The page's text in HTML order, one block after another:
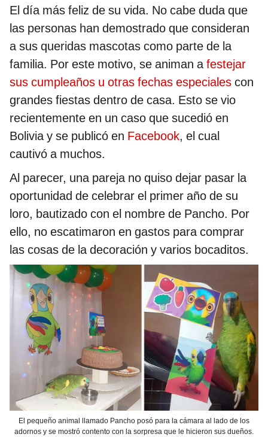
El día más feliz de su vida. No cabe duda que
las personas han demostrado que consideran
a sus queridas mascotas como parte de la
familia. Por este motivo, se animan a festejar
sus cumpleaños u otras fechas especiales con
grandes fiestas dentro de casa. Esto se vio
recientemente en un caso que sucedió en
Bolivia y se publicó en Facebook, el cual
cautivó a muchos.
Al parecer, una pareja no quiso dejar pasar la
oportunidad de celebrar el primer año de su
loro, bautizado con el nombre de Pancho. Por
ello, no escatimaron en gastos para comprar
las cosas de la decoración y varios bocaditos.
El pequeño animal llamado Pancho posó para la cámara al lado de los
adornos y se mostró contento con la sorpresa que le hicieron sus dueños.